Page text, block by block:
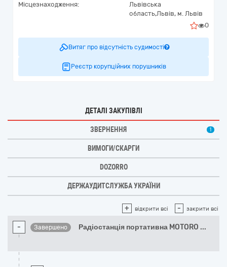
Місцезнаходження:
Львівська
область,Львів, м. Львів
0
Витяг про відсутність судимості
Реєстр корупційних порушників
ДЕТАЛІ ЗАКУПІВЛІ
ЗВЕРНЕННЯ 1
ВИМОГИ/СКАРГИ
DOZORRO
ДЕРЖАУДИТСЛУЖБА УКРАЇНИ
+ відкрити всі - закрити всі
- Завершено Радіостанція портативна MOTORO ...